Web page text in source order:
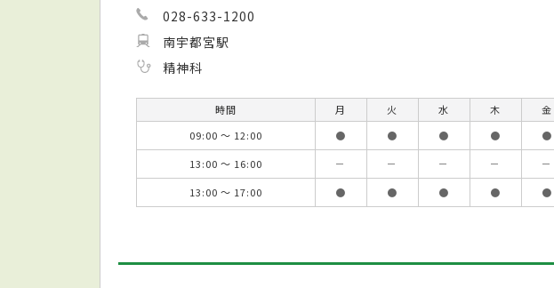
028-633-1200
南宇都宮駅
精神科
時間 月 火 水 木 金
09:00 ～ 12:00
● ● ● ● ●
13:00 ～ 16:00
－ － － － －
13:00 ～ 17:00
● ● ● ● ●